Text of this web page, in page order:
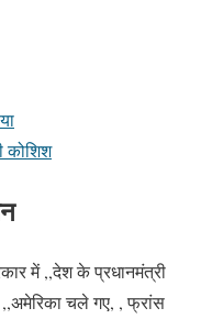
कोशिश
में ,,देश के प्रधानमंत्री
चले गए, , फ्रांस